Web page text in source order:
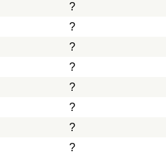
?
?
?
?
?
?
?
?